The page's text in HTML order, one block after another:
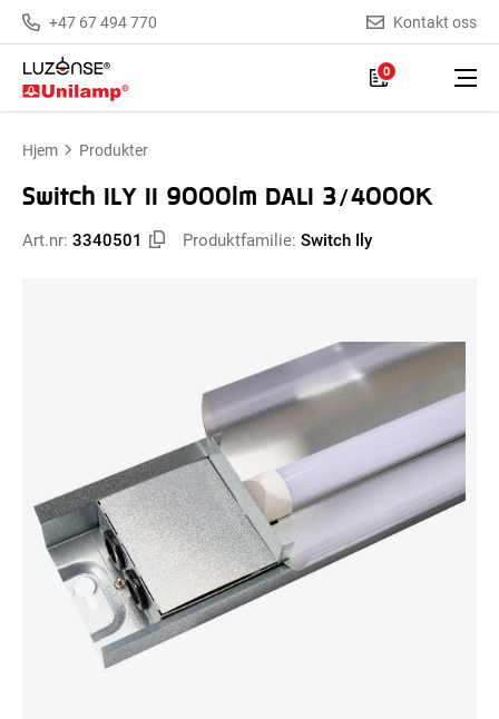
+47 67 494 770 Kontakt oss
0
Hjem Produkter
Switch ILY II 9000lm DALI 3/4000K
Art.nr: 3340501 Produktfamilie: Switch Ily